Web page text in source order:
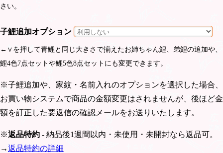
さい。
子鯉追加オプション
←∨を押して青鯉と同じ大きさで揃えたお姉ちゃん鯉、弟鯉の追加や、
鯉4色7点セットや鯉5色8点セットにも変更できます。
※子鯉追加や、家紋・名前入れのオプションを選択した場合、
お買い物システムで商品の金額変更はされませんが、後ほど金
額を訂正した要返信の確認メールをお送りいたします。
※返品特約 - 納品後1週間以内・未使用・未開封なら返品可。
→返品特約の詳細